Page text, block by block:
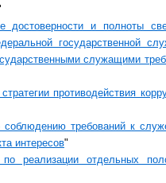
достоверности и полноты
государственной
служащими
противодействия
требований к
интересов"
реализации отдельных